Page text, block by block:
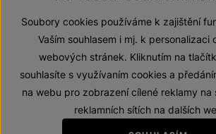
© 2026 ZNOVÍN ZNOJMO, a.
Prohlášení o přístupnosti
Soubory cookies používáme k zajištění
Vaším souhlasem i mj. k personalizaci
webových stránek. Kliknutím na
souhlasíte s využívaním cookies a
na webu pro zobrazení cílené reklamy na
reklamních sítích na dalších